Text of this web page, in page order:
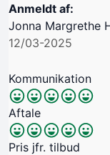
Anmeldt af:
Jonna Margrethe
12/03-2025
Kommunikation
Aftale
Pris jfr. tilbud